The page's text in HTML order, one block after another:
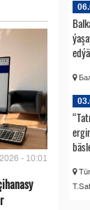
- 10:01